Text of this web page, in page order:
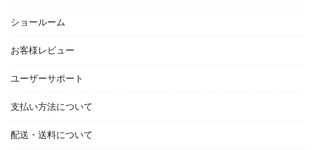
ショールーム
お客様レビュー
ユーザーサポート
支払い方法について
配送・送料について